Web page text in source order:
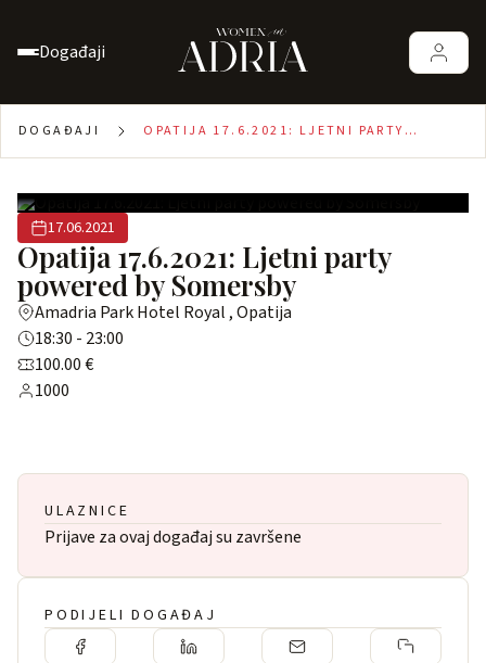
Događaji
DOGAĐAJI
OPATIJA 17.6.2021: LJETNI PARTY
17.06.2021
Opatija 17.6.2021: Ljetni party
powered by Somersby
Amadria Park Hotel Royal , Opatija
18:30 - 23:00
100.00 €
1000
ULAZNICE
Prijave za ovaj događaj su završene
PODIJELI DOGAĐAJ